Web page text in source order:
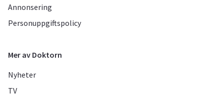
Annonsering
Personuppgiftspolicy
Mer av Doktorn
Nyheter
TV